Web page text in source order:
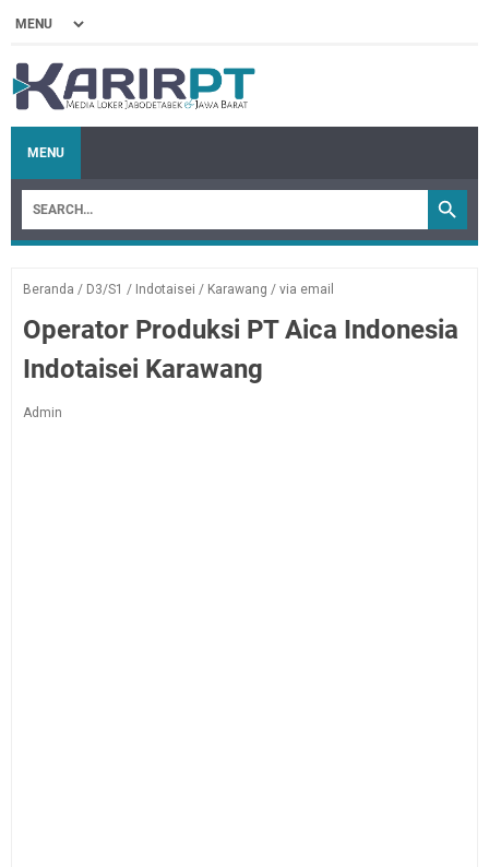
MENU
Beranda / D3/S1 / Indotaisei / Karawang / via email
Operator Produksi PT Aica Indonesia
Indotaisei Karawang
Admin